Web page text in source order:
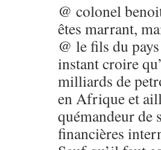
@ colonel
êtes marrant,
@ le fils du
instant croire
milliards de
en Afrique et
quémandeur de
financières